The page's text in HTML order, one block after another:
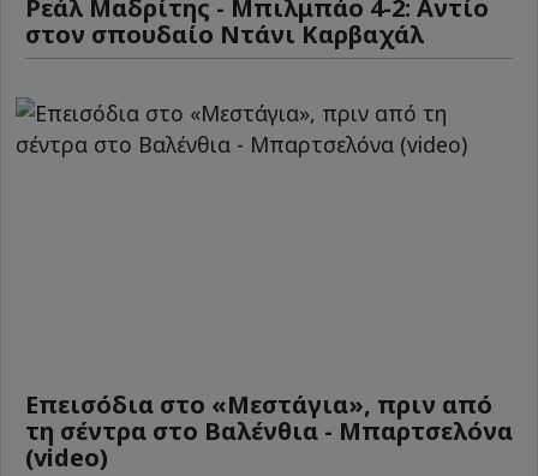
Ρεάλ Μαδρίτης - Μπιλμπάο 4-2: Αντίο
στον σπουδαίο Ντάνι Καρβαχάλ
Επεισόδια στο «Μεστάγια», πριν από
τη σέντρα στο Βαλένθια - Μπαρτσελόνα
(video)